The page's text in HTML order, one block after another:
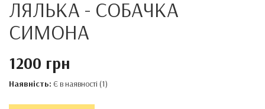
ЛЯЛЬКА - СОБАЧКА
СИМОНА
1200 грн
Наявність: Є в наявності (1)